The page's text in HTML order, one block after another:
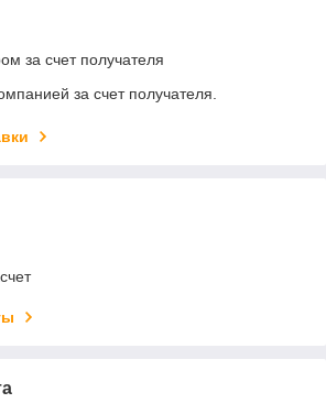
за счет получателя
за счет получателя.